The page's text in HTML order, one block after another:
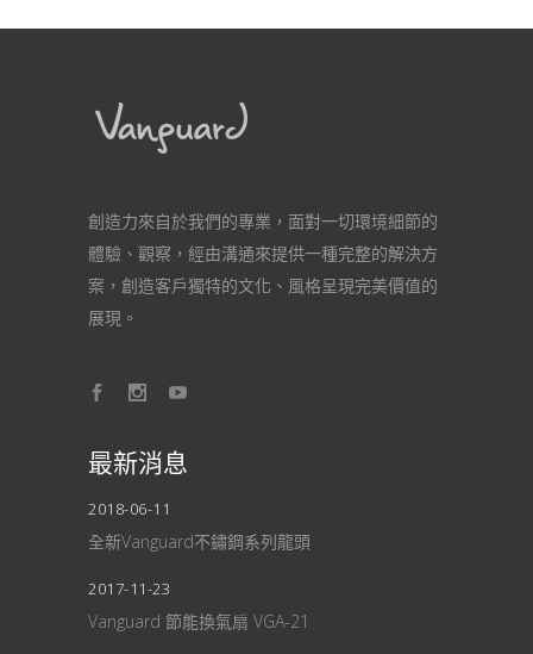
創造力來自於我們的專業，面對一切環境細節的
體驗、觀察，經由溝通來提供一種完整的解決方
案，創造客戶獨特的文化、風格呈現完美價值的
展現。
最新消息
2018-06-11
全新Vanguard不鏽鋼系列龍頭
2017-11-23
Vanguard 節能換氣扇 VGA-21